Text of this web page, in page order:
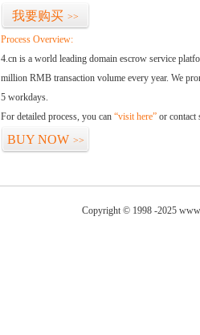
我要购买 >>
Process Overview:
4.cn is a world leading domain escrow service
million RMB transaction volume every year. We
5 workdays.
For detailed process, you can “visit here” or contact
BUY NOW >>
Copyright © 1998 -2025